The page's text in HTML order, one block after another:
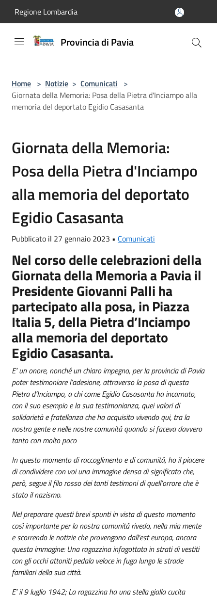
Regione Lombardia
Provincia di Pavia
Home > Notizie > Comunicati >
Giornata della Memoria: Posa della Pietra d'Inciampo alla
memoria del deportato Egidio Casasanta
Giornata della Memoria:
Posa della Pietra d'Inciampo
alla memoria del deportato
Egidio Casasanta
Pubblicato il 27 gennaio 2023 • Comunicati
Nel corso delle celebrazioni della
Giornata della Memoria a Pavia il
Presidente Giovanni Palli ha
partecipato alla posa, in Piazza
Italia 5, della Pietra d’Inciampo
alla memoria del deportato
Egidio Casasanta.
E’ un onore, nonché un chiaro impegno, per la provincia di Pavia
poter testimoniare l’adesione, attraverso la posa di questa
Pietra d’Inciampo, a chi come Egidio Casasanta ha incarnato,
con il suo esempio e la sua testimonianza, quei valori di
solidarietà e fratellanza che ha acquisito vivendo qui, tra la
nostra gente e nelle nostre comunità quando si faceva davvero
tanto con molto poco
In questo momento di raccoglimento e di comunità, ho il piacere
di condividere con voi una immagine densa di significato che,
però, segue il filo rosso dei tanti testimoni di quell’orrore che è
stato il nazismo.
Nel preparare questi brevi spunti in vista di questo momento
così importante per la nostra comunità rivedo, nella mia mente
e scorrendo le notizie che provengono dall’est europa, ancora
questa immagine: Una ragazzina infagottata in strati di vestiti
con gli occhi attoniti pedala veloce in fuga lungo le strade
familiari della sua città.
E’ il 9 luglio 1942; La ragazzina ha una stella gialla cucita